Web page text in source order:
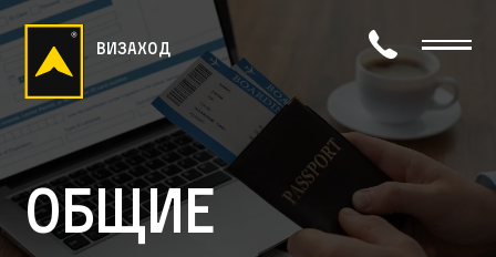
визаход
Общие